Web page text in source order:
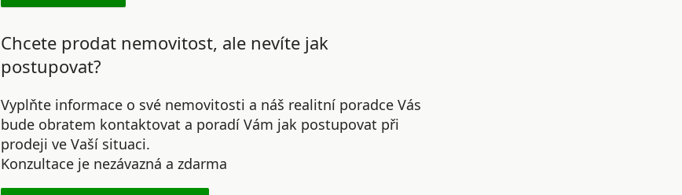
Chcete prodat nemovitost, ale nevíte jak
postupovat?
Vyplňte informace o své nemovitosti a náš realitní poradce Vás
bude obratem kontaktovat a poradí Vám jak postupovat při
prodeji ve Vaší situaci.
Konzultace je nezávazná a zdarma